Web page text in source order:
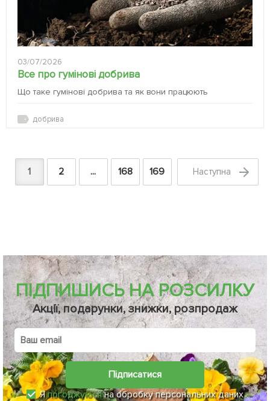
03/07/2026
Все про гумінові добрива
Що таке гумінові добрива та як вони працюють
добрива
1 2 ... 168 169 Наступна
ПІДПИШИСЬ НА РОЗСИЛКУ
Акції, подарунки, знижки, розпродаж
Підписатися
Япогоджуюсяна обробку персональних даних